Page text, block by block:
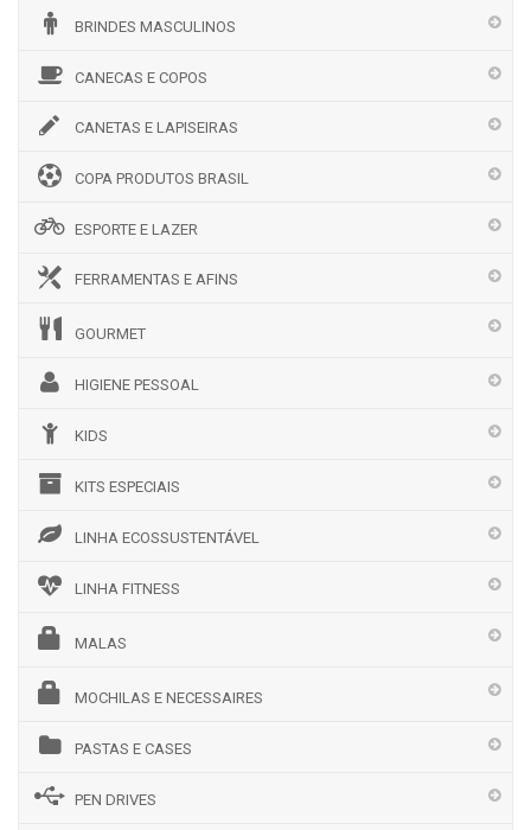
BRINDES MASCULINOS
CANECAS E COPOS
CANETAS E LAPISEIRAS
COPA PRODUTOS BRASIL
ESPORTE E LAZER
FERRAMENTAS E AFINS
GOURMET
HIGIENE PESSOAL
KIDS
KITS ESPECIAIS
LINHA ECOSSUSTENTÁVEL
LINHA FITNESS
MALAS
MOCHILAS E NECESSAIRES
PASTAS E CASES
PEN DRIVES